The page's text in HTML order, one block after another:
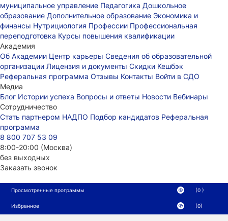
муниципальное управление Педагогика Дошкольное
образование Дополнительное образование Экономика и
финансы Нутрициология Профессии Профессиональная
переподготовка Курсы повышения квалификации
Академия
Об Академии Центр карьеры Сведения об образовательной
организации Лицензия и документы Скидки Кешбэк
Реферальная программа Отзывы Контакты Войти в СДО
Медиа
Блог Истории успеха Вопросы и ответы Новости Вебинары
Сотрудничество
Стать партнером НАДПО Подбор кандидатов Реферальная
программа
8 800 707 53 09
8:00-20:00 (Москва)
без выходных
Заказать звонок
Просмотренные программы (0 )
Избранное (0)